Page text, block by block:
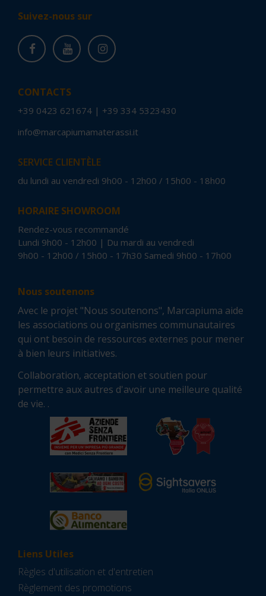
Suivez-nous sur
CONTACTS
+39 0423 621674 | +39 334 5323430
info@marcapiumamaterassi.it
SERVICE CLIENTÈLE
du lundi au vendredi 9h00 - 12h00 / 15h00 - 18h00
HORAIRE SHOWROOM
Rendez-vous recommandé
Lundi 9h00 - 12h00 | Du mardi au vendredi
9h00 - 12h00 / 15h00 - 17h30 Samedi 9h00 - 17h00
Nous soutenons
Avec le projet "Nous soutenons", Marcapiuma aide
les associations ou organismes communautaires
qui ont besoin de ressources externes pour mener
à bien leurs initiatives.
Collaboration, acceptation et soutien pour
permettre aux autres d'avoir une meilleure qualité
de vie. .
Liens Utiles
Règles d'utilisation et d'entretien
Règlement des promotions